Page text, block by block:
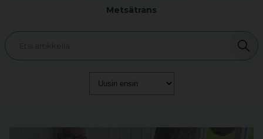
Metsätrans